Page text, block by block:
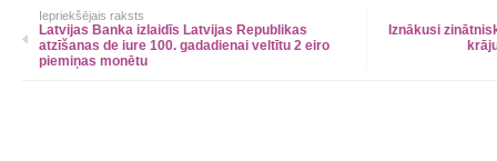
Iepriekšējais raksts
Latvijas Banka izlaidīs Latvijas Republikas
atzīšanas de iure 100. gadadienai veltītu 2 eiro
piemiņas monētu
Iznākusi